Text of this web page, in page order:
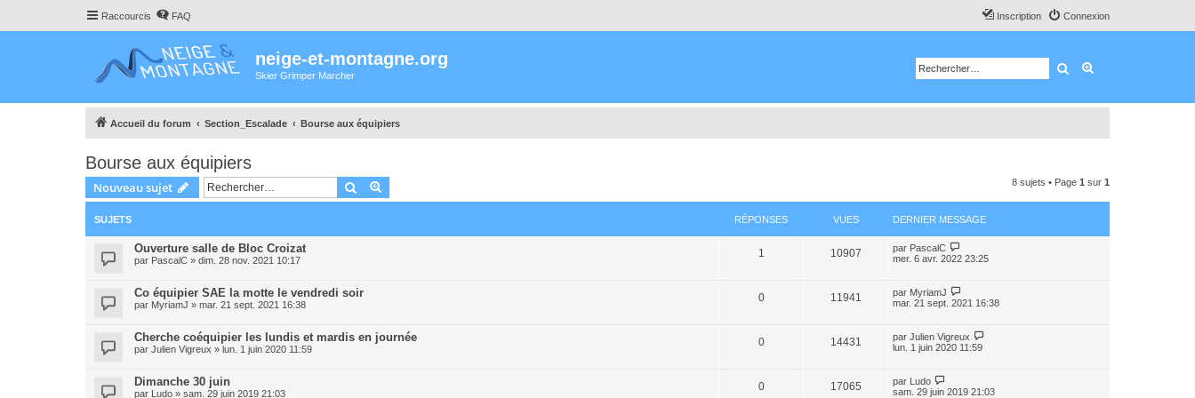
Raccourcis FAQ Connexion
Inscription
neige-et-montagne.org
Skier Grimper Marcher Rechercher
Accueil du forum Section_Escalade Bourse aux équipiers
Bourse aux équipiers
Nouveau sujet Rechercher 8 sujets • Page 1 sur 1
SUJETS RÉPONSES VUES DERNIER MESSAGE
Ouverture salle de Bloc Croizat
par PascalC » dim. 28 nov. 2021 10:17
1 10907 par PascalC
mer. 6 avr. 2022 23:25
Co équipier SAE la motte le vendredi soir
par MyriamJ » mar. 21 sept. 2021 16:38
0 11941 par MyriamJ
mar. 21 sept. 2021 16:38
Cherche coéquipier les lundis et mardis en journée
par Julien Vigreux » lun. 1 juin 2020 11:59
0 14431 par Julien Vigreux
lun. 1 juin 2020 11:59
Dimanche 30 juin
par Ludo » sam. 29 juin 2019 21:03
0 17065 par Ludo
sam. 29 juin 2019 21:03